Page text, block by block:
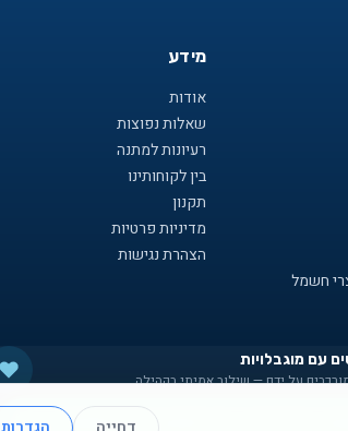
חשמל
מידע
אודות
שאלות נפוצות
רעיונות למתנה
בין לקוחותינו
תקנון
מדיניות פרטיות
הצהרת נגישות
עם מוגבלויות
על ידם — שילוב אמיתי בקהילה
נגישות
יכולים לעזור לכם למצוא את מה שאתם צריכים